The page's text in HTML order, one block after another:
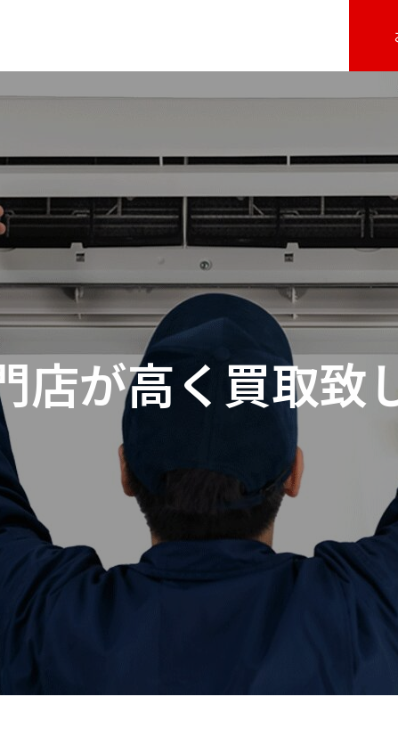
店が高く買取致